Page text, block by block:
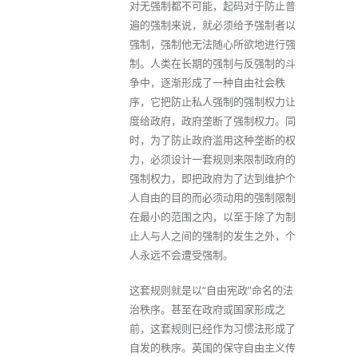
对无强制都不可能，起码对于防止普
遍的强制来说，就必须给予强制者以
强制，强制他无法随心所欲地进行强
制。人类在长期的强制与反强制的斗
争中，逐渐形成了一种自由社会秩
序，它把防止私人强制的强制权力让
度给政府，政府垄断了强制权力。同
时，为了防止政府滥用这种垄断的权
力，必须设计一套规则来限制政府的
强制权力，即把政府为了达到维护个
人自由的目的而必须动用的强制限制
在最小的范围之内，以至于除了为制
止人与人之间的强制的发生之外，个
人永远不会遭受强制。
这套规则就是以“自由宪政”命名的法
治秩序。甚至在政府或国家形成之
前，这套规则已经作为习惯法形成了
自发的秩序。英国的保守自由主义传